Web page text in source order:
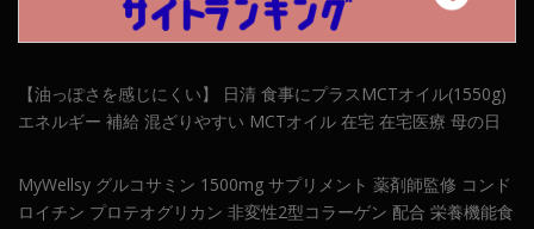
【油っぽさを感じにくい】 日清 食事にプラスMCTオイル(1550g)
エネルギー 補給 混ざりやすい MCTオイル 在宅 在宅医療 母の日
MyWellsy グルコサミン 1500mg サプリメント 薬剤師監修 コンド
ロイチン プロテオグリカン 非変性2型コラーゲン 配合 栄養機能食